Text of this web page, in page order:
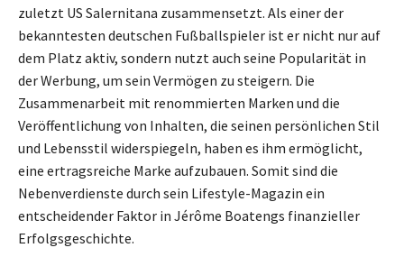
zuletzt US Salernitana zusammensetzt. Als einer der
bekanntesten deutschen Fußballspieler ist er nicht nur auf
dem Platz aktiv, sondern nutzt auch seine Popularität in
der Werbung, um sein Vermögen zu steigern. Die
Zusammenarbeit mit renommierten Marken und die
Veröffentlichung von Inhalten, die seinen persönlichen Stil
und Lebensstil widerspiegeln, haben es ihm ermöglicht,
eine ertragsreiche Marke aufzubauen. Somit sind die
Nebenverdienste durch sein Lifestyle-Magazin ein
entscheidender Faktor in Jérôme Boatengs finanzieller
Erfolgsgeschichte.